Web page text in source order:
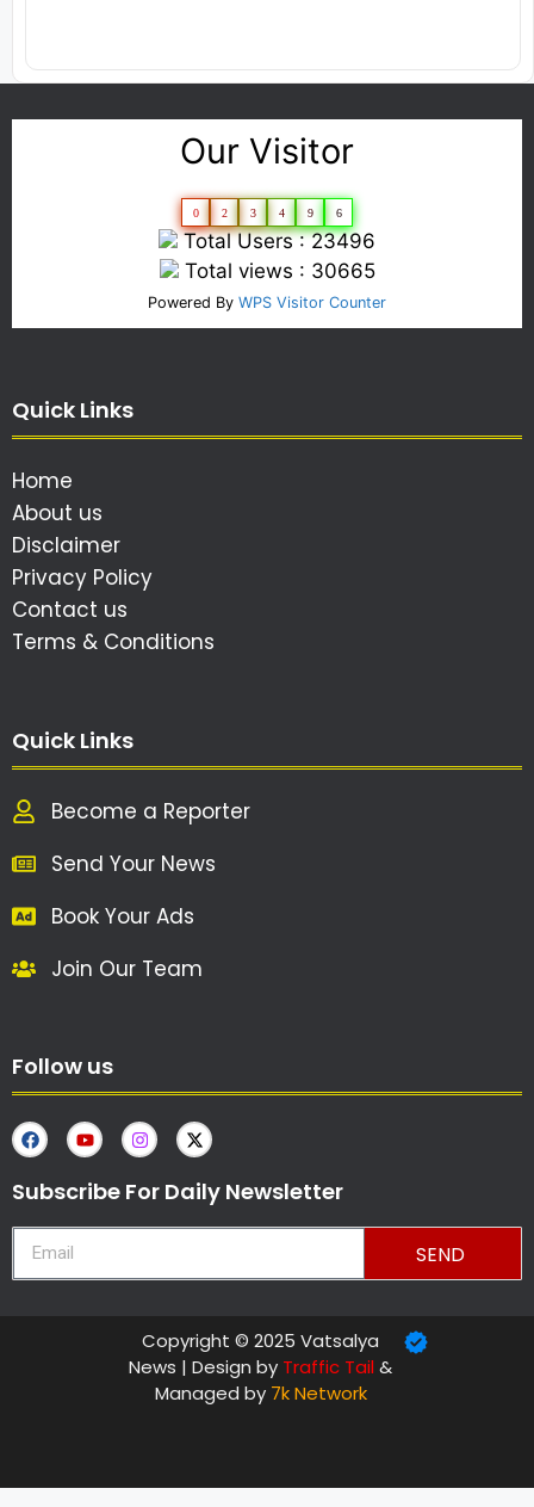
Our Visitor
0 2 3 4 9 6
Total Users : 23496
Total views : 30665
Powered By WPS Visitor Counter
Quick Links
Home
About us
Disclaimer
Privacy Policy
Contact us
Terms & Conditions
Quick Links
Become a Reporter
Send Your News
Book Your Ads
Join Our Team
Follow us
Subscribe For Daily Newsletter
SEND
Copyright © 2025 Vatsalya
News | Design by Traffic Tail&
Managed by 7k Network